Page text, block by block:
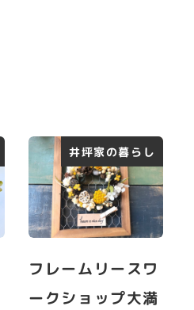
井坪家の暮らし
フレームリースワ
ークショップ大満